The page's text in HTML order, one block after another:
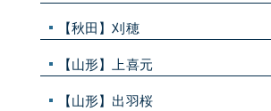
【秋田】刈穂
【山形】上喜元
【山形】出羽桜